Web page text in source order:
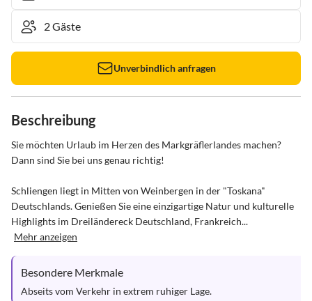
Unverbindlich anfragen
Beschreibung
Sie möchten Urlaub im Herzen des Markgräflerlandes machen?
Dann sind Sie bei uns genau richtig!
Schliengen liegt in Mitten von Weinbergen in der "Toskana"
Deutschlands. Genießen Sie eine einzigartige Natur und kulturelle
Highlights im Dreiländereck Deutschland, Frankreich...
Mehr anzeigen
Besondere Merkmale
Abseits vom Verkehr in extrem ruhiger Lage.